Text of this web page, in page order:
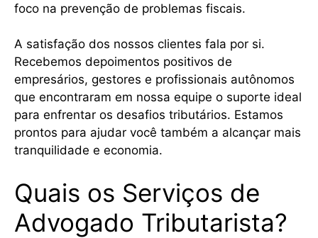
foco na prevenção de problemas fiscais.
A satisfação dos nossos clientes fala por si.
Recebemos depoimentos positivos de
empresários, gestores e profissionais autônomos
que encontraram em nossa equipe o suporte ideal
para enfrentar os desafios tributários. Estamos
prontos para ajudar você também a alcançar mais
tranquilidade e economia.
Quais os Serviços de
Advogado Tributarista?